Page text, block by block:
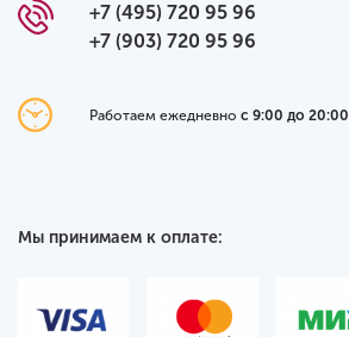
+7 (495) 720 95 96
+7 (903) 720 95 96
Работаем ежедневно с 9:00 до 20:00
Мы принимаем к оплате: